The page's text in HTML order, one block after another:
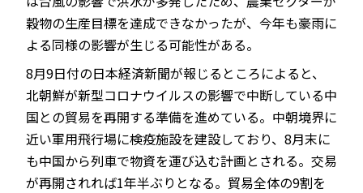
穀物の生産目標を達成できなかったが、今年も豪雨に
よる同様の影響が生じる可能性がある。
8月9日付の日本経済新聞が報じるところによると、
北朝鮮が新型コロナウイルスの影響で中断している中
国との貿易を再開する準備を進めている。中朝境界に
近い軍用飛行場に検疫施設を建設しており、8月末に
も中国から列車で物資を運び込む計画とされる。交易
が再開されれば1年半ぶりとなる。貿易全体の9割を